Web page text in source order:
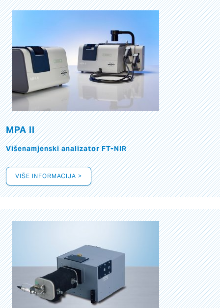
MPA II
Višenamjenski analizator FT-NIR
VIŠE INFORMACIJA >